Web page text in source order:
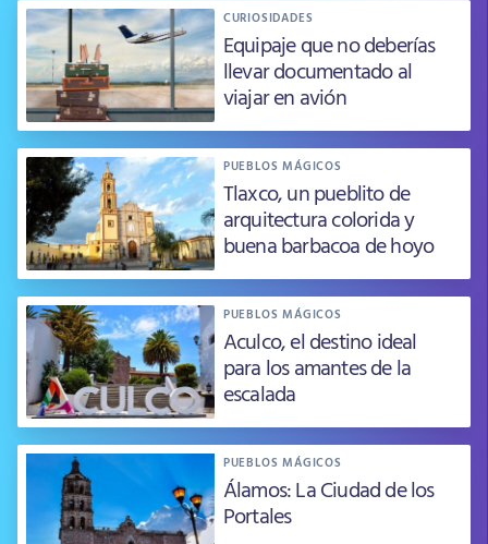
CURIOSIDADES
Equipaje que no deberías
llevar documentado al
viajar en avión
PUEBLOS MÁGICOS
Tlaxco, un pueblito de
arquitectura colorida y
buena barbacoa de hoyo
PUEBLOS MÁGICOS
Aculco, el destino ideal
para los amantes de la
escalada
PUEBLOS MÁGICOS
Álamos: La Ciudad de los
Portales